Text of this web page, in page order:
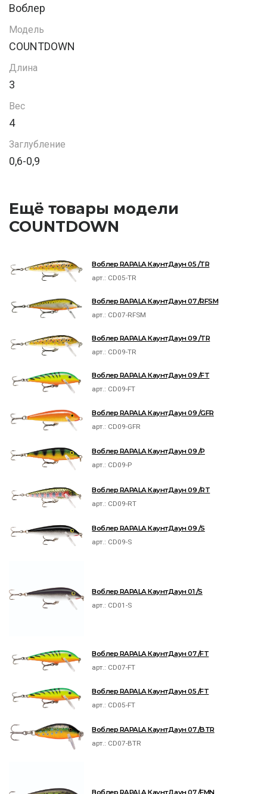
Воблер
Модель
COUNTDOWN
Длина
3
Вес
4
Заглубление
0,6-0,9
Ещё товары модели
COUNTDOWN
Воблер RAPALA КаунтДаун 05 /TR
арт.: CD05-TR
Воблер RAPALA КаунтДаун 07 /RFSM
арт.: CD07-RFSM
Воблер RAPALA КаунтДаун 09 /TR
арт.: CD09-TR
Воблер RAPALA КаунтДаун 09 /FT
арт.: CD09-FT
Воблер RAPALA КаунтДаун 09 /GFR
арт.: CD09-GFR
Воблер RAPALA КаунтДаун 09 /P
арт.: CD09-P
Воблер RAPALA КаунтДаун 09 /RT
арт.: CD09-RT
Воблер RAPALA КаунтДаун 09 /S
арт.: CD09-S
Воблер RAPALA КаунтДаун 01 /S
арт.: CD01-S
Воблер RAPALA КаунтДаун 07 /FT
арт.: CD07-FT
Воблер RAPALA КаунтДаун 05 /FT
арт.: CD05-FT
Воблер RAPALA КаунтДаун 07 /BTR
арт.: CD07-BTR
Воблер RAPALA КаунтДаун 07 /FMN